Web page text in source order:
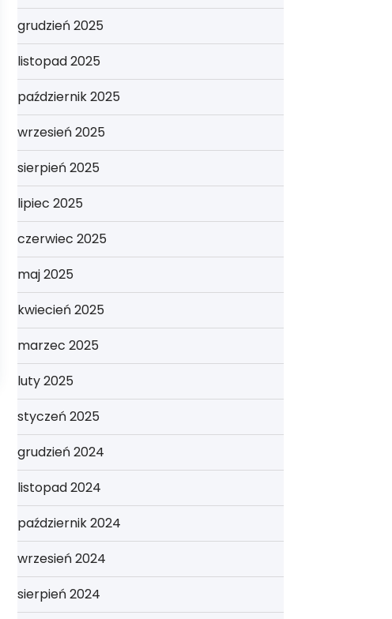
grudzień 2025
listopad 2025
październik 2025
wrzesień 2025
sierpień 2025
lipiec 2025
czerwiec 2025
maj 2025
kwiecień 2025
marzec 2025
luty 2025
styczeń 2025
grudzień 2024
listopad 2024
październik 2024
wrzesień 2024
sierpień 2024